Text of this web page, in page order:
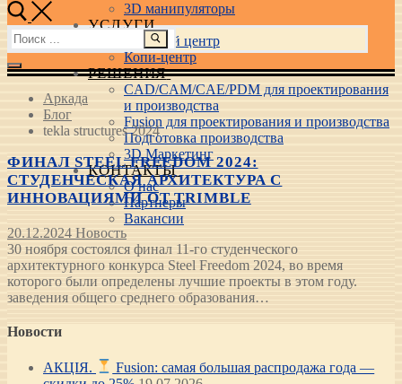
3D манипуляторы
УСЛУГИ
Учебный центр
Копи-центр
РЕШЕНИЯ
CAD/CAM/CAE/PDM для проектирования
и производства
Fusion для проектирования и производства
Подготовка производства
3D Маркетинг
КОНТАКТЫ
О нас
Партнеры
Вакансии
Найти:
Аркада
Блог
tekla structures 2024
ФИНАЛ STEEL FREEDOM 2024:
СТУДЕНЧЕСКАЯ АРХИТЕКТУРА С
ИННОВАЦИЯМИ ОТ TRIMBLE
20.12.2024 Новость
30 ноября состоялся финал 11-го студенческого
архитектурного конкурса Steel Freedom 2024, во время
которого были определены лучшие проекты в этом году.
заведения общего среднего образования…
Новости
АКЦІЯ.
Fusion: самая большая распродажа года —